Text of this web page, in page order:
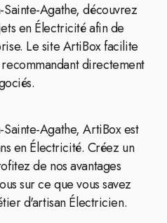
Agathe, découvrez
en Électricité afin de
Le site ArtiBox facilite
directement
Agathe, ArtiBox est
en Électricité. Créez un
de nos avantages
sur ce que vous savez
d'artisan Électricien.